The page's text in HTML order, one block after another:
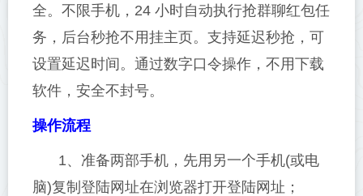
全。不限手机，24 小时自动执行抢群聊红包任
务，后台秒抢不用挂主页。支持延迟秒抢，可
设置延迟时间。通过数字口令操作，不用下载
软件，安全不封号。
操作流程
1、准备两部手机，先用另一个手机(或电
脑)复制登陆网址在浏览器打开登陆网址；